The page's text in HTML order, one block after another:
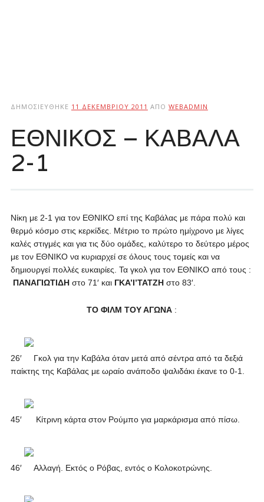
ΔΗΜΟΣΙΕΎΘΗΚΕ 11 ΔΕΚΕΜΒΡΊΟΥ 2011 ΑΠΌ WEBADMIN
ΕΘΝΙΚΟΣ – ΚΑΒΑΛΑ
2-1
Νίκη με 2-1 για τον ΕΘΝΙΚΟ επί της Καβάλας με πάρα πολύ και
θερμό κόσμο στις κερκίδες. Μέτριο το πρώτο ημίχρονο με λίγες
καλές στιγμές και για τις δύο ομάδες, καλύτερο το δεύτερο μέρος
με τον ΕΘΝΙΚΟ να κυριαρχεί σε όλους τους τομείς και να
δημιουργεί πολλές ευκαιρίες. Τα γκολ για τον ΕΘΝΙΚΟ από τους :
ΠΑΝΑΓΙΩΤΙΔΗ στο 71′ και ΓΚΑ’Ι’ΤΑΤΖΗ στο 83′.
ΤΟ ΦΙΛΜ ΤΟΥ ΑΓΩΝΑ :
26′
Γκολ για την Καβάλα όταν μετά από σέντρα από τα δεξιά
παίκτης της Καβάλας με ωραίο ανάποδο ψαλιδάκι έκανε το 0-1.
45′ Κίτρινη κάρτα στον Ρούμπο για μαρκάρισμα από πίσω.
46′ Αλλαγή. Εκτός ο Ρόβας, εντός ο Κολοκοτρώνης.